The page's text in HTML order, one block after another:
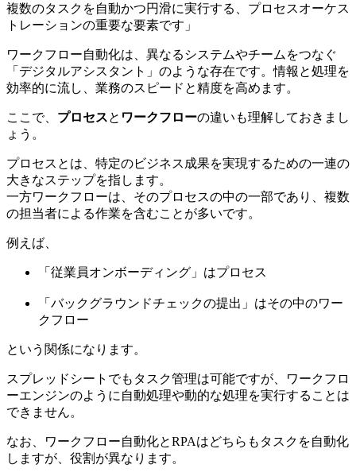
複数のタスクを自動かつ円滑に実行する、プロセスオーケス
トレーションの重要な要素です」
ワークフロー自動化は、異なるシステムやチームをつなぐ
「デジタルアシスタント」のような存在です。情報と処理を
効率的に流し、業務のスピードと精度を高めます。
ここで、 プロセスと ワークフローの違いも理解しておきまし
ょう。
プロセスとは、特定のビジネス成果を実現するための一連の
大きなステップを指します。
一方ワークフローは、そのプロセスの中の一部であり、複数
の担当者による作業を含むことが多いです。
例えば、
「従業員オンボーディング」はプロセス
「バックグラウンドチェックの提出」はその中のワー
クフロー
という関係になります。
スプレッドシートでもタスク管理は可能ですが、ワークフロ
ーエンジンのように自動処理や動的な処理を実行することは
できません。
なお、ワークフロー自動化とRPAはどちらもタスクを自動化
しますが、役割が異なります。